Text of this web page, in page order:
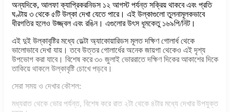
অন্যদিকে, আলফা ক্যাপ্রিকরনিডস ১২ আগস্ট পর্যন্ত সক্রিয় থাকবে এবং প্রতি
ঘণ্টায় ৩ থেকে ৫টি উল্কা দেখা যেতে পারে। এই উল্কাগুলো তুলনামূলকভাবে
ধীরগতির হলেও উজ্জ্বল এবং রঙিন। এগুলোর উৎস ধূমকেতু ১৬৯পি/নিট।
এই দুই উল্কাবৃষ্টির মধ্যে ডেল্টা অ্যাকোয়ারিডস মূলত দক্ষিণ গোলার্ধ থেকে
ভালোভাবে দেখা যায়। তবে উত্তর গোলার্ধের অনেক জায়গা থেকেও এই দৃশ্য
উপভোগ করা যাবে। বিশেষ করে ৩০ জুলাই ভোররাতে দক্ষিণ দিকের আকাশের দিকে
তাকিয়ে থাকলে উল্কাবৃষ্টি চোখে পড়বে।
সেরা সময় ও দেখার কৌশল:
মধ্যরাত থেকে ভোর পর্যন্ত, বিশেষ করে রাত ২টা থেকে ৪টার মধ্যে দেখার উপযুক্ত